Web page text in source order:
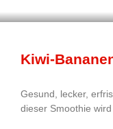
Kiwi-
Gesund, lecker,
dieser Smoothie